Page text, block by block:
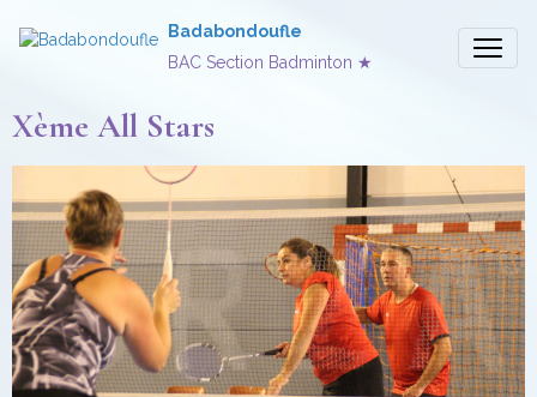
Badabondoufle
BAC Section Badminton ★
Xème All Stars